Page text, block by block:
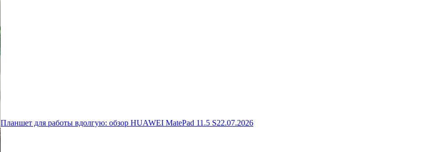
Планшет для работы вдолгую: обзор HUAWEI MatePad 11.5 S22.07.2026